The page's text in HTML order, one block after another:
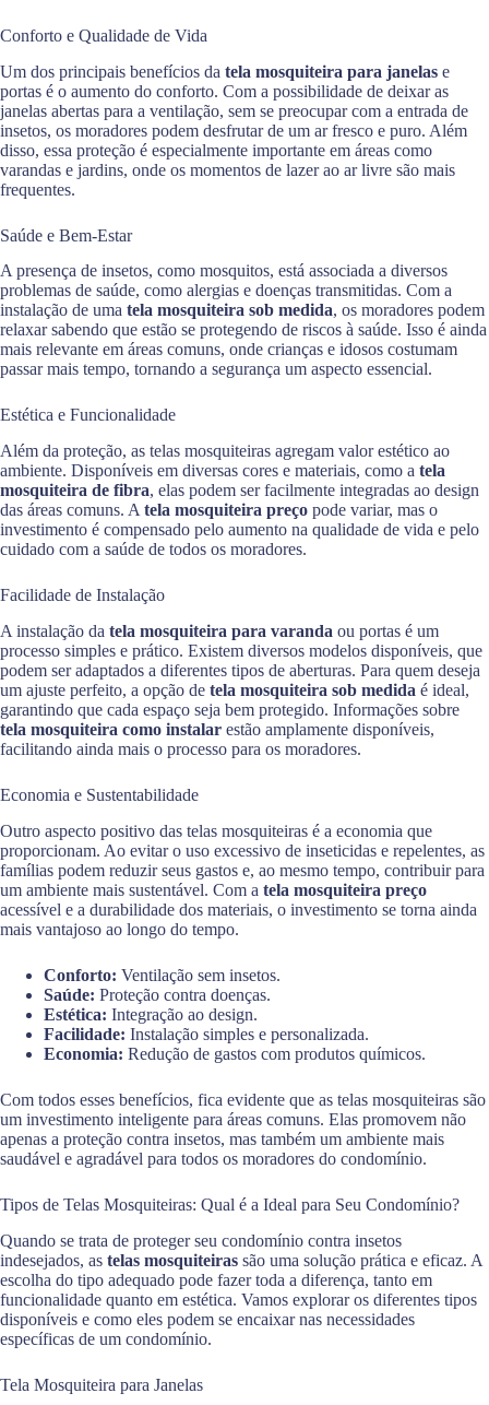
Conforto e Qualidade de Vida
Um dos principais benefícios da tela mosquiteira para janelas e
portas é o aumento do conforto. Com a possibilidade de deixar as
janelas abertas para a ventilação, sem se preocupar com a entrada de
insetos, os moradores podem desfrutar de um ar fresco e puro. Além
disso, essa proteção é especialmente importante em áreas como
varandas e jardins, onde os momentos de lazer ao ar livre são mais
frequentes.
Saúde e Bem-Estar
A presença de insetos, como mosquitos, está associada a diversos
problemas de saúde, como alergias e doenças transmitidas. Com a
instalação de uma tela mosquiteira sob medida, os moradores podem
relaxar sabendo que estão se protegendo de riscos à saúde. Isso é ainda
mais relevante em áreas comuns, onde crianças e idosos costumam
passar mais tempo, tornando a segurança um aspecto essencial.
Estética e Funcionalidade
Além da proteção, as telas mosquiteiras agregam valor estético ao
ambiente. Disponíveis em diversas cores e materiais, como a tela
mosquiteira de fibra, elas podem ser facilmente integradas ao design
das áreas comuns. A tela mosquiteira preço pode variar, mas o
investimento é compensado pelo aumento na qualidade de vida e pelo
cuidado com a saúde de todos os moradores.
Facilidade de Instalação
A instalação da tela mosquiteira para varanda ou portas é um
processo simples e prático. Existem diversos modelos disponíveis, que
podem ser adaptados a diferentes tipos de aberturas. Para quem deseja
um ajuste perfeito, a opção de tela mosquiteira sob medida é ideal,
garantindo que cada espaço seja bem protegido. Informações sobre
tela mosquiteira como instalar estão amplamente disponíveis,
facilitando ainda mais o processo para os moradores.
Economia e Sustentabilidade
Outro aspecto positivo das telas mosquiteiras é a economia que
proporcionam. Ao evitar o uso excessivo de inseticidas e repelentes, as
famílias podem reduzir seus gastos e, ao mesmo tempo, contribuir para
um ambiente mais sustentável. Com a tela mosquiteira preço
acessível e a durabilidade dos materiais, o investimento se torna ainda
mais vantajoso ao longo do tempo.
Conforto: Ventilação sem insetos.
Saúde: Proteção contra doenças.
Estética: Integração ao design.
Facilidade: Instalação simples e personalizada.
Economia: Redução de gastos com produtos químicos.
Com todos esses benefícios, fica evidente que as telas mosquiteiras são
um investimento inteligente para áreas comuns. Elas promovem não
apenas a proteção contra insetos, mas também um ambiente mais
saudável e agradável para todos os moradores do condomínio.
Tipos de Telas Mosquiteiras: Qual é a Ideal para Seu Condomínio?
Quando se trata de proteger seu condomínio contra insetos
indesejados, as telas mosquiteiras são uma solução prática e eficaz. A
escolha do tipo adequado pode fazer toda a diferença, tanto em
funcionalidade quanto em estética. Vamos explorar os diferentes tipos
disponíveis e como eles podem se encaixar nas necessidades
específicas de um condomínio.
Tela Mosquiteira para Janelas